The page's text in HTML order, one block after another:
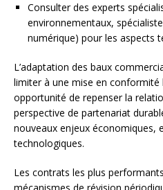
Consulter des experts
environnementaux,
numérique) pour les aspects
L’adaptation des baux
limiter à une mise en conformité
opportunité de repenser la
perspective de partenariat
nouveaux enjeux économiques,
technologiques.
Les contrats les plus